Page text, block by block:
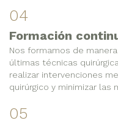
04
Formación
Nos formamos de
últimas técnicas
realizar intervenciones
quirúrgico y minimizar
05